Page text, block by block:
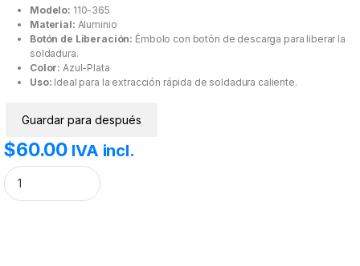
Modelo: 110-365
Material: Aluminio
Botón de Liberación: Émbolo con botón de descarga para liberar la
soldadura.
Color: Azul-Plata
Uso: Ideal para la extracción rápida de soldadura caliente.
Guardar para después
$60.00 IVA incl.
Bomba Extractor de Estaño/soldadura Radox cantidad